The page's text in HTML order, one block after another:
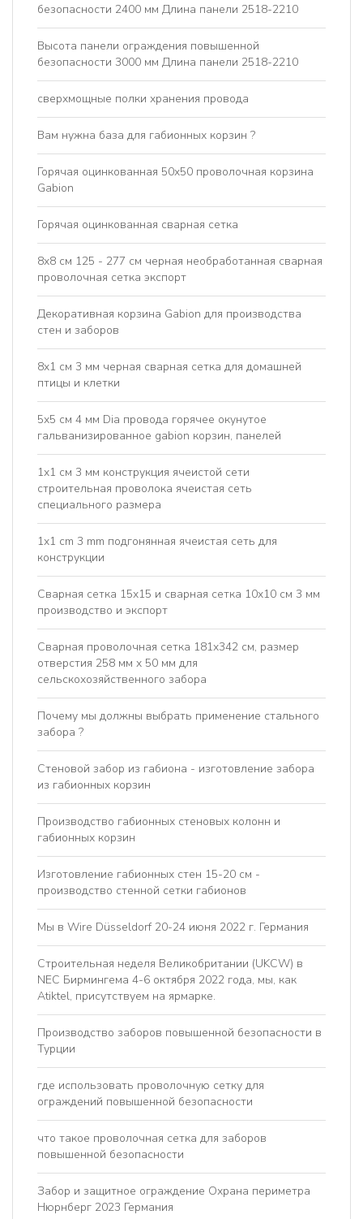
безопасности 2400 мм Длина панели 2518-2210
Высота панели ограждения повышенной
безопасности 3000 мм Длина панели 2518-2210
сверхмощные полки хранения провода
Вам нужна база для габионных корзин ?
Горячая оцинкованная 50x50 проволочная корзина
Gabion
Горячая оцинкованная сварная сетка
8x8 см 125 - 277 см черная необработанная сварная
проволочная сетка экспорт
Декоративная корзина Gabion для производства
стен и заборов
8x1 см 3 мм черная сварная сетка для домашней
птицы и клетки
5х5 см 4 мм Dia провода горячее окунутое
гальванизированное gabion корзин, панелей
1x1 см 3 мм конструкция ячеистой сети
строительная проволока ячеистая сеть
специального размера
1x1 cm 3 mm подгонянная ячеистая сеть для
конструкции
Сварная сетка 15x15 и сварная сетка 10x10 см 3 мм
производство и экспорт
Сварная проволочная сетка 181x342 см, размер
отверстия 258 мм x 50 мм для
сельскохозяйственного забора
Почему мы должны выбрать применение стального
забора ?
Стеновой забор из габиона - изготовление забора
из габионных корзин
Производство габионных стеновых колонн и
габионных корзин
Изготовление габионных стен 15-20 см -
производство стенной сетки габионов
Мы в Wire Düsseldorf 20-24 июня 2022 г. Германия
Строительная неделя Великобритании (UKCW) в
NEC Бирмингема 4-6 октября 2022 года, мы, как
Atiktel, присутствуем на ярмарке.
Производство заборов повышенной безопасности в
Турции
где использовать проволочную сетку для
ограждений повышенной безопасности
что такое проволочная сетка для заборов
повышенной безопасности
Забор и защитное ограждение Охрана периметра
Нюрнберг 2023 Германия